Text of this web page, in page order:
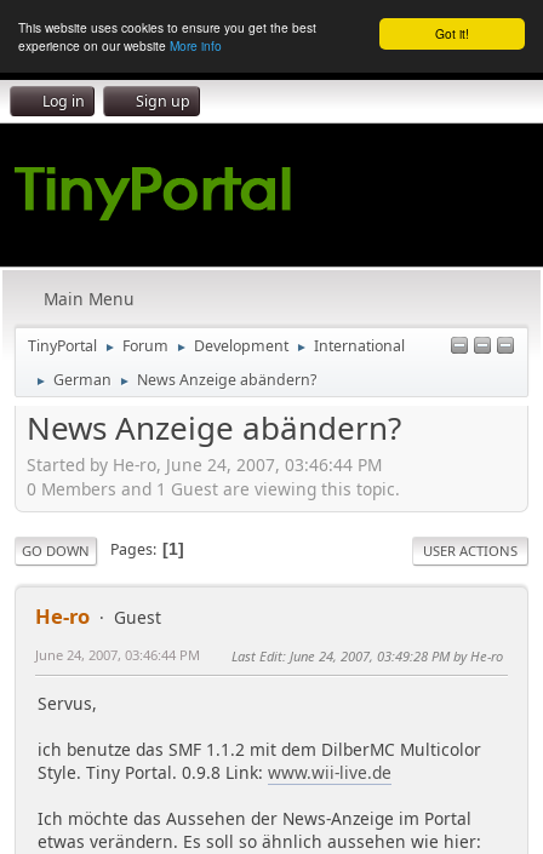
Got it!
This website uses cookies to ensure you get the best
experience on our website More info
Log in Sign up
Main Menu
TinyPortal ► Forum ► Development ► International
► German ► News Anzeige abändern?
News Anzeige abändern?
Started by He-ro, June 24, 2007, 03:46:44 PM
0 Members and 1 Guest are viewing this topic.
GO DOWN Pages 1 USER ACTIONS
He-ro Guest
June 24, 2007, 03:46:44 PM Last Edit: June 24, 2007, 03:49:28 PM by He-ro
Servus,
ich benutze das SMF 1.1.2 mit dem DilberMC Multicolor
Style. Tiny Portal. 0.9.8 Link: www.wii-live.de
Ich möchte das Aussehen der News-Anzeige im Portal
etwas verändern. Es soll so ähnlich aussehen wie hier: